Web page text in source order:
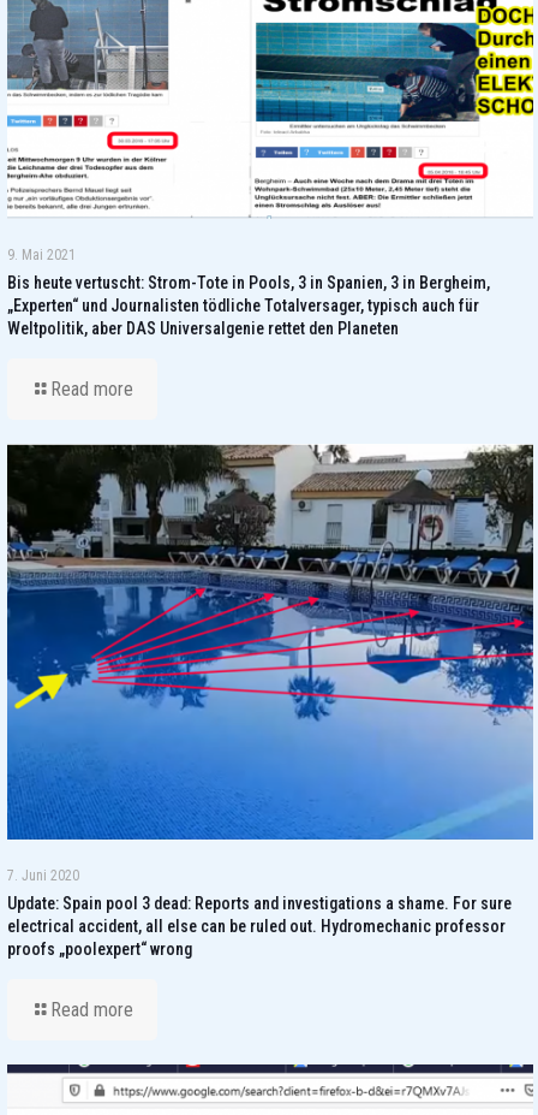
9. Mai 2021
Bis heute vertuscht: Strom-Tote in Pools, 3 in Spanien, 3 in Bergheim,
„Experten“ und Journalisten tödliche Totalversager, typisch auch für
Weltpolitik, aber DAS Universalgenie rettet den Planeten
Read more
7. Juni 2020
Update: Spain pool 3 dead: Reports and investigations a shame. For sure
electrical accident, all else can be ruled out. Hydromechanic professor
proofs „poolexpert“ wrong
Read more